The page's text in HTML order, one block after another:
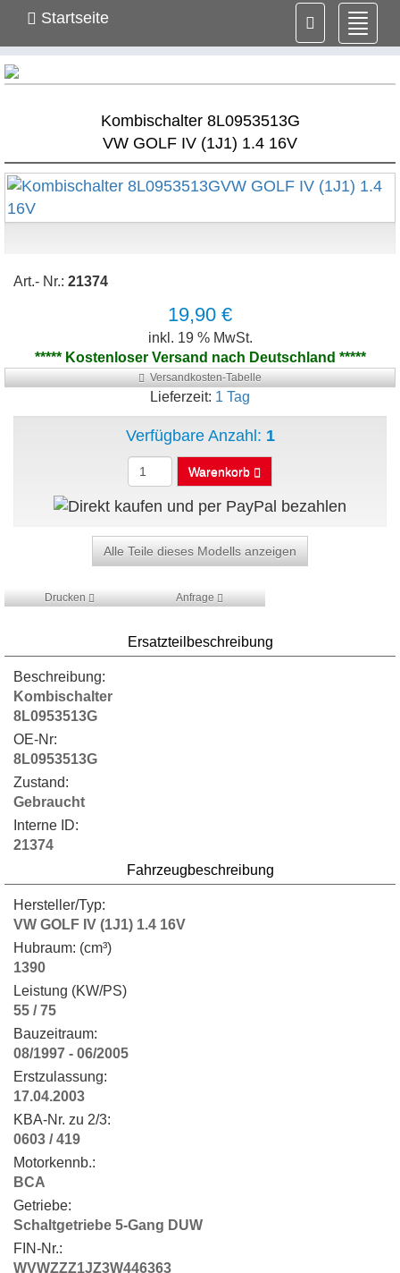
ein-/
Startseite
Kombischalter 8L0953513G
VW GOLF IV (1J1) 1.4 16V
Art.- Nr.: 21374
19,90 €
inkl. 19 % MwSt.
***** Kostenloser Versand nach Deutschland *****
Versandkosten-Tabelle
Lieferzeit: 1 Tag
Verfügbare Anzahl: 1
Warenkorb
Alle Teile dieses Modells anzeigen
Drucken Anfrage
Ersatzteilbeschreibung
Beschreibung:
Kombischalter
8L0953513G
OE-Nr:
8L0953513G
Zustand:
Gebraucht
Interne ID:
21374
Fahrzeugbeschreibung
Hersteller/Typ:
VW GOLF IV (1J1) 1.4 16V
Hubraum: (cm³)
1390
Leistung (KW/PS)
55 / 75
Bauzeitraum:
08/1997 - 06/2005
Erstzulassung:
17.04.2003
KBA-Nr. zu 2/3:
0603 / 419
Motorkennb.:
BCA
Getriebe:
Schaltgetriebe 5-Gang DUW
FIN-Nr.:
WVWZZZ1JZ3W446363